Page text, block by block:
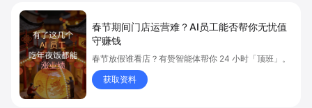
春节期间门店运营难？AI员工能否帮你无忧值
守赚钱
春节放假谁看店？有赞智能体帮你 24 小时「顶班」。
获取资料